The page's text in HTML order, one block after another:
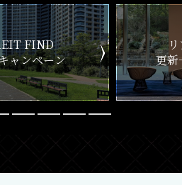
アルタイム
覧チェック
新